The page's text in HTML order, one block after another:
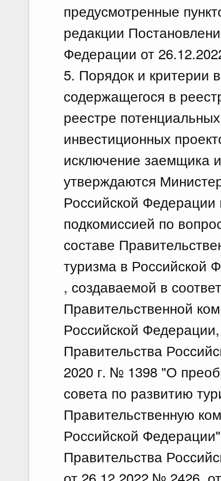
предусмотренные
редакции
Федерации от
5. Порядок и критерии
содержащегося в
реестре
инвестиционных
исключение заемщика
утверждаются
Российской Федерации
подкомиссией по
составе
туризма в Российской
, создаваемой в
Правительственной
Российской
Правительства
2020 г. № 1398 "О
совета по развитию
Правительственную
Российской
Правительства